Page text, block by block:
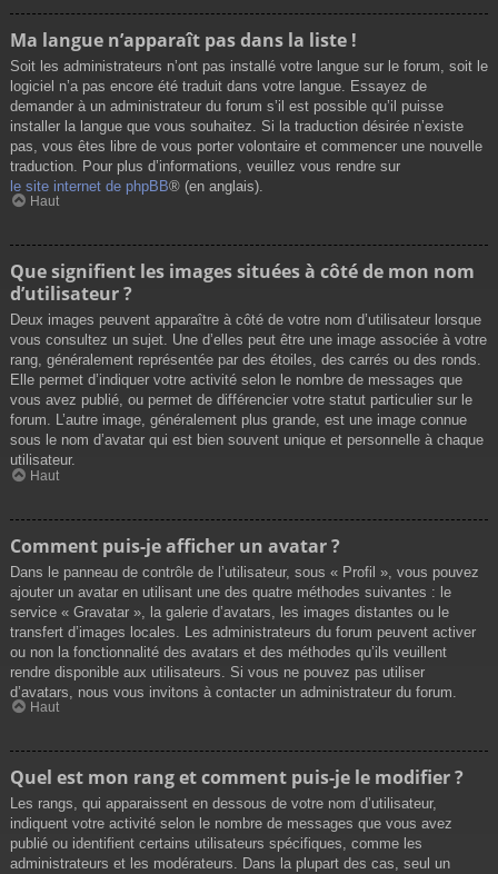
Ma langue n’apparaît pas dans la liste !
Soit les administrateurs n’ont pas installé votre langue sur le forum, soit le
logiciel n’a pas encore été traduit dans votre langue. Essayez de
demander à un administrateur du forum s’il est possible qu’il puisse
installer la langue que vous souhaitez. Si la traduction désirée n’existe
pas, vous êtes libre de vous porter volontaire et commencer une nouvelle
traduction. Pour plus d’informations, veuillez vous rendre sur
le site internet de phpBB® (en anglais).
Haut
Que signifient les images situées à côté de mon nom
d’utilisateur ?
Deux images peuvent apparaître à côté de votre nom d’utilisateur lorsque
vous consultez un sujet. Une d’elles peut être une image associée à votre
rang, généralement représentée par des étoiles, des carrés ou des ronds.
Elle permet d’indiquer votre activité selon le nombre de messages que
vous avez publié, ou permet de différencier votre statut particulier sur le
forum. L’autre image, généralement plus grande, est une image connue
sous le nom d’avatar qui est bien souvent unique et personnelle à chaque
utilisateur.
Haut
Comment puis-je afficher un avatar ?
Dans le panneau de contrôle de l’utilisateur, sous « Profil », vous pouvez
ajouter un avatar en utilisant une des quatre méthodes suivantes : le
service « Gravatar », la galerie d’avatars, les images distantes ou le
transfert d’images locales. Les administrateurs du forum peuvent activer
ou non la fonctionnalité des avatars et des méthodes qu’ils veuillent
rendre disponible aux utilisateurs. Si vous ne pouvez pas utiliser
d’avatars, nous vous invitons à contacter un administrateur du forum.
Haut
Quel est mon rang et comment puis-je le modifier ?
Les rangs, qui apparaissent en dessous de votre nom d’utilisateur,
indiquent votre activité selon le nombre de messages que vous avez
publié ou identifient certains utilisateurs spécifiques, comme les
administrateurs et les modérateurs. Dans la plupart des cas, seul un